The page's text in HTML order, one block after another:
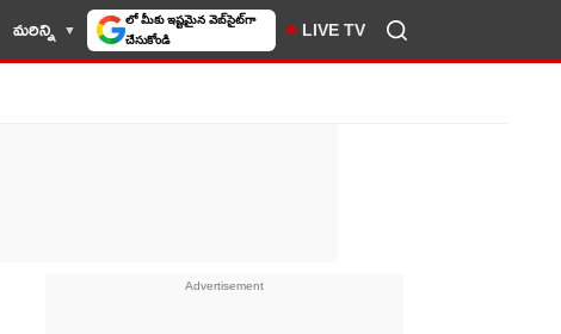
మరిన్ని 10TV సెలెక్ట్ చేసుకోండి LIVE TV